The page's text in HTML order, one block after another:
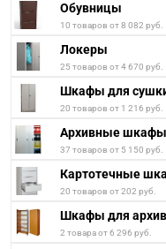
Обувницы
10 товаров от 8 082 руб.
Локеры
25 товаров от 4 670 руб.
Шкафы для
20 товаров от 1 216 руб.
Архивные шкафы
37 товаров от 5 150 руб.
Картотечные
20 товаров от 202 руб.
Шкафы для
2 товара от 6 296 руб.